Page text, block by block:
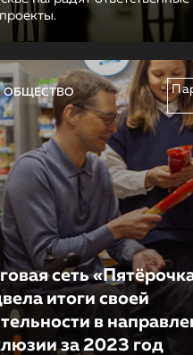
ОБЩЕСТВО
сеть
итоги своей
в
за 2023 год